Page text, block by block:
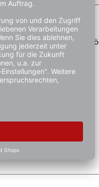
1 - 3 Werktage
Kauf auf Rechnung